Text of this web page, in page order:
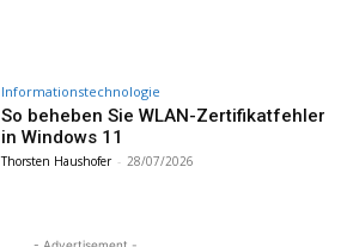
Informationstechnologie
So beheben Sie WLAN-Zertifikatfehler
in Windows 11
Thorsten Haushofer - 28/07/2026
- Advertisement -